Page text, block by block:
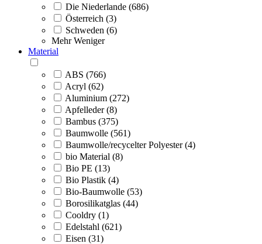
Die Niederlande (686)
Österreich (3)
Schweden (6)
Mehr Weniger
Material
ABS (766)
Acryl (62)
Aluminium (272)
Apfelleder (8)
Bambus (375)
Baumwolle (561)
Baumwolle/recycelter Polyester (4)
bio Material (8)
Bio PE (13)
Bio Plastik (4)
Bio-Baumwolle (53)
Borosilikatglas (44)
Cooldry (1)
Edelstahl (621)
Eisen (31)